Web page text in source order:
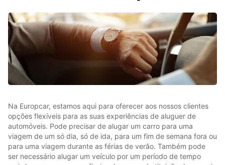
Na Europcar, estamos aqui para oferecer aos nossos clientes
opções flexíveis para as suas experiências de aluguer de
automóveis. Pode precisar de alugar um carro para uma
viagem de um só dia, só de ida, para um fim de semana fora ou
para uma viagem durante as férias de verão. Também pode
ser necessário alugar um veículo por um período de tempo